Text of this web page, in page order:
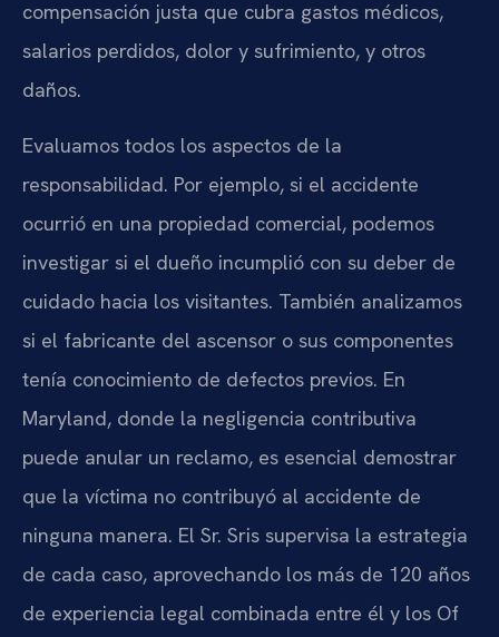
compensación justa que cubra gastos médicos,
salarios perdidos, dolor y sufrimiento, y otros
daños.
Evaluamos todos los aspectos de la
responsabilidad. Por ejemplo, si el accidente
ocurrió en una propiedad comercial, podemos
investigar si el dueño incumplió con su deber de
cuidado hacia los visitantes. También analizamos
si el fabricante del ascensor o sus componentes
tenía conocimiento de defectos previos. En
Maryland, donde la negligencia contributiva
puede anular un reclamo, es esencial demostrar
que la víctima no contribuyó al accidente de
ninguna manera. El Sr. Sris supervisa la estrategia
de cada caso, aprovechando los más de 120 años
de experiencia legal combinada entre él y los Of